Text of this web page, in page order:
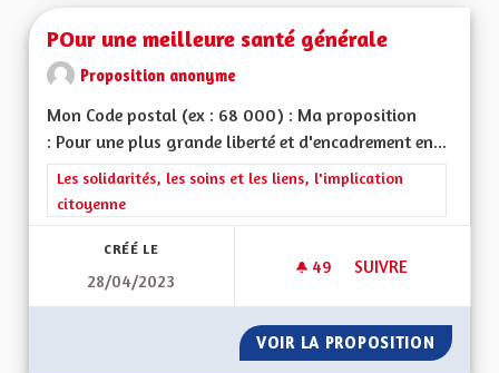
POur une meilleure santé générale
Proposition anonyme
Mon Code postal (ex : 68 000) : Ma proposition
: Pour une plus grande liberté et d'encadrement en...
Filtrer les résultats de la catégorie : Les solidarités, les soins
Les solidarités, les soins et les liens, l'implication
citoyenne
CRÉÉ LE
28/04/2023
49 49 ABONNÉS
SUIVRE
VOIR LA PROPOSITION POUR